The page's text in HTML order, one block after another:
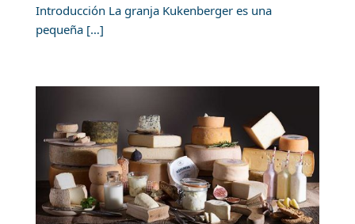
Introducción La granja Kukenberger es una
pequeña […]